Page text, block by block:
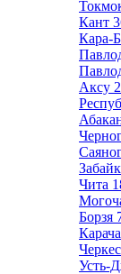
Кант
Кара-
Аксу
Чита
Борзя
Усть-